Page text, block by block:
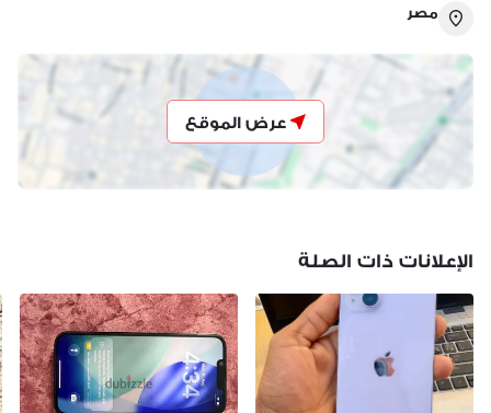
تقدر تتواصل مع هبه من خلال الارقام :
(عرض رقم الهاتف)
مصر
عرض الموقع
الإعلانات ذات الصلة